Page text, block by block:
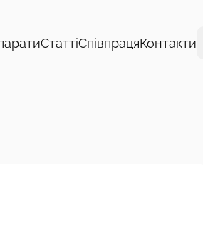
СтаттіСпівпрацяКонтакти